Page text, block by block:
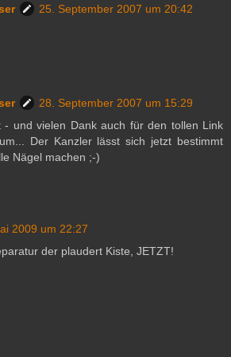
25. September 2007 um 20:42
28. September 2007 um 15:29
- und vielen Dank auch für den tollen Link
Der Kanzler lässt sich jetzt bestimmt
Nägel machen ;-)
2009 um 22:27
der plaudert Kiste, JETZT!